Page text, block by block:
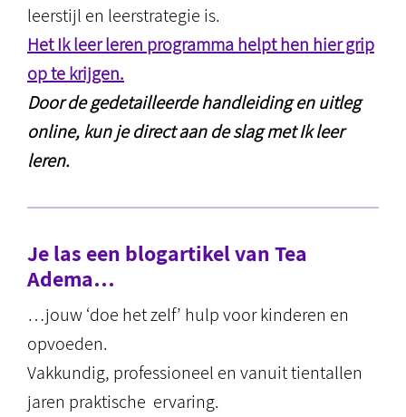
leerstijl en leerstrategie is.
Het Ik leer leren programma helpt hen hier grip
op te krijgen.
Door de gedetailleerde handleiding en uitleg
online, kun je direct aan de slag met Ik leer
leren.
Je las een blogartikel van Tea
Adema…
…jouw ‘doe het zelf’ hulp voor kinderen en
opvoeden.
Vakkundig, professioneel en vanuit tientallen
jaren praktische ervaring.